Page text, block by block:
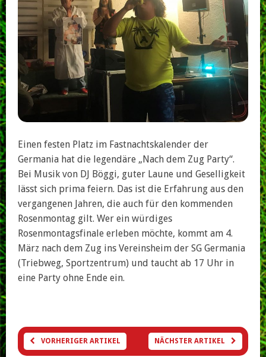
Einen festen Platz im Fastnachtskalender der
Germania hat die legendäre „Nach dem Zug Party“.
Bei Musik von DJ Böggi, guter Laune und Geselligkeit
lässt sich prima feiern. Das ist die Erfahrung aus den
vergangenen Jahren, die auch für den kommenden
Rosenmontag gilt. Wer ein würdiges
Rosenmontagsfinale erleben möchte, kommt am 4.
März nach dem Zug ins Vereinsheim der SG Germania
(Triebweg, Sportzentrum) und taucht ab 17 Uhr in
eine Party ohne Ende ein.
VORHERIGER ARTIKEL NÄCHSTER ARTIKEL